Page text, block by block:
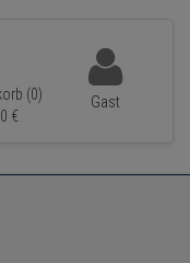
(0)
€
Gast